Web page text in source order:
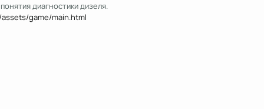
диагностики дизеля.
game/main.html